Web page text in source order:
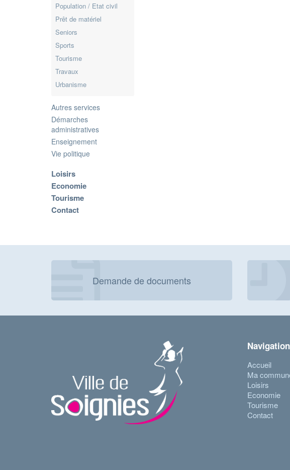
Population / Etat civil
Prêt de matériel
Seniors
Sports
Tourisme
Travaux
Urbanisme
Autres services
Démarches
administratives
Enseignement
Vie politique
Loisirs
Economie
Tourisme
Contact
Demande de documents
Navigation
Accueil
Ma
Loisirs
Economie
Tourisme
Contact